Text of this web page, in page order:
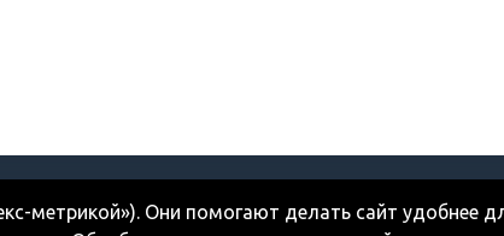
Режим работы
метрикой»). Они помогают делать сайт удобнее